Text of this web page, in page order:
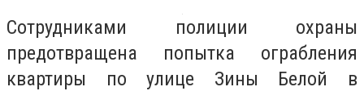
Сотрудниками полиции охраны
предотвращена попытка ограбления
квартиры по улице Зины Белой в